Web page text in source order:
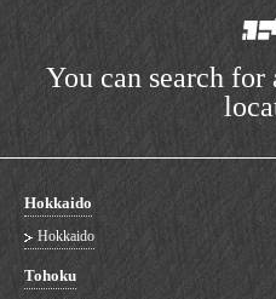
You can search
Hokkaido
Hokkaido
Tohoku